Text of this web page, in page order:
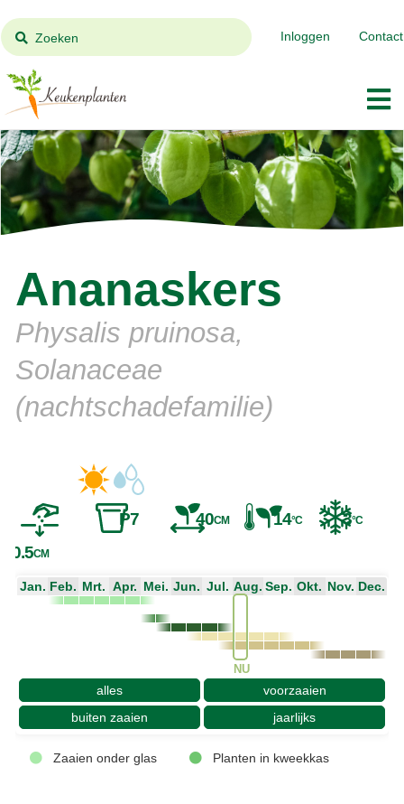
Contact
Inloggen
Zoeken
Ananaskers
Physalis pruinosa,
Solanaceae
(nachtschadefamilie)
°C
3
°C
14
CM
40
P7
CM
0.5
Jan. Feb. Mrt. Apr. Mei. Jun. Jul. Aug. Sep. Okt. Nov. Dec.
NU
alles
voorzaaien
buiten zaaien
jaarlijks
Zaaien onder glas Planten in kweekkas